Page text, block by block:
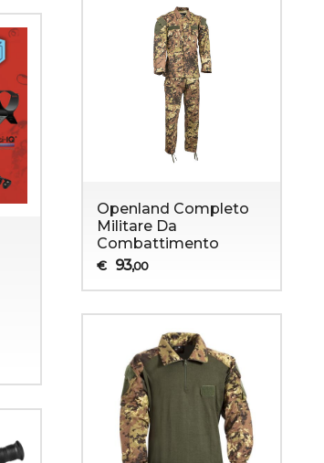
Openland Completo
Militare Da
Combattimento
€ 93,00